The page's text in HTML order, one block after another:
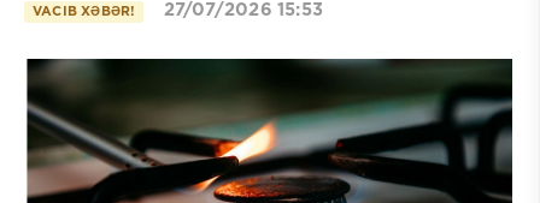
VACIB XƏBƏR! 27/07/2026 15:53